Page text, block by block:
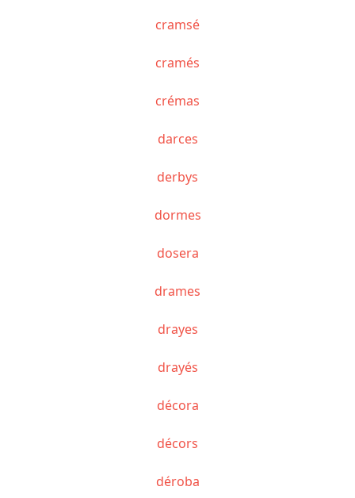
cramsé
cramés
crémas
darces
derbys
dormes
dosera
drames
drayes
drayés
décora
décors
déroba